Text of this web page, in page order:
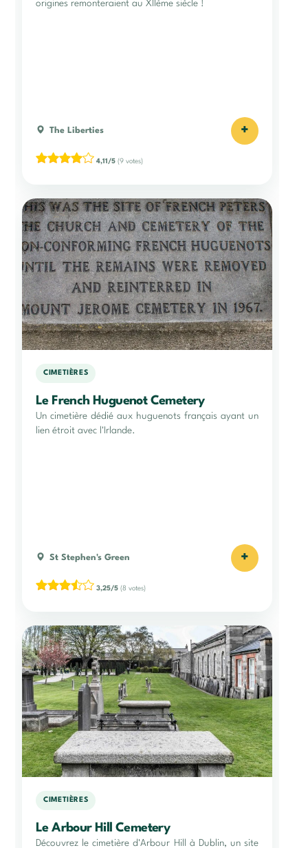
origines remonteraient au XIIème siècle !
The Liberties +
4,11/5 (9 votes)
CIMETIÈRES
Le French Huguenot Cemetery
Un cimetière dédié aux huguenots français ayant un
lien étroit avec l'Irlande.
St Stephen's Green +
3,25/5 (8 votes)
CIMETIÈRES
Le Arbour Hill Cemetery
Découvrez le cimetière d'Arbour Hill à Dublin, un site